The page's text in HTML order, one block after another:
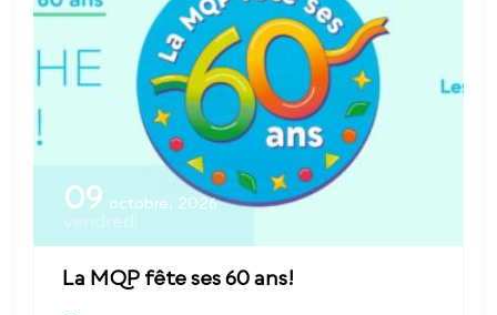
09 octobre, 2026
vendredi
La MQP fête ses 60 ans!